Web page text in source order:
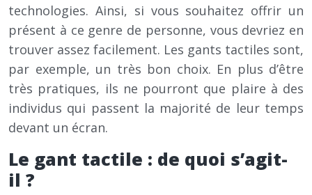
technologies. Ainsi, si vous souhaitez offrir un
présent à ce genre de personne, vous devriez en
trouver assez facilement. Les gants tactiles sont,
par exemple, un très bon choix. En plus d’être
très pratiques, ils ne pourront que plaire à des
individus qui passent la majorité de leur temps
devant un écran.
Le gant tactile : de quoi s’agit-
il ?